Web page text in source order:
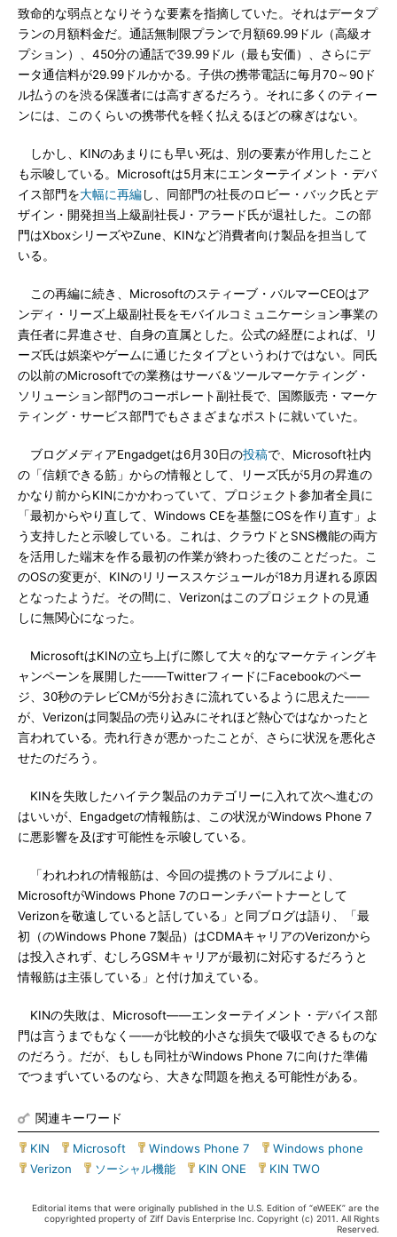
致命的な弱点となりそうな要素を指摘していた。それはデータプ
ランの月額料金だ。通話無制限プランで月額69.99ドル（高級オ
プション）、450分の通話で39.99ドル（最も安価）、さらにデ
ータ通信料が29.99ドルかかる。子供の携帯電話に毎月70～90ド
ル払うのを渋る保護者には高すぎるだろう。それに多くのティー
ンには、このくらいの携帯代を軽く払えるほどの稼ぎはない。
しかし、KINのあまりにも早い死は、別の要素が作用したこと
も示唆している。Microsoftは5月末にエンターテイメント・デバ
イス部門を大幅に再編し、同部門の社長のロビー・バック氏とデ
ザイン・開発担当上級副社長J・アラード氏が退社した。この部
門はXboxシリーズやZune、KINなど消費者向け製品を担当して
いる。
この再編に続き、Microsoftのスティーブ・バルマーCEOはア
ンディ・リーズ上級副社長をモバイルコミュニケーション事業の
責任者に昇進させ、自身の直属とした。公式の経歴によれば、リ
ーズ氏は娯楽やゲームに通じたタイプというわけではない。同氏
の以前のMicrosoftでの業務はサーバ＆ツールマーケティング・
ソリューション部門のコーポレート副社長で、国際販売・マーケ
ティング・サービス部門でもさまざまなポストに就いていた。
ブログメディアEngadgetは6月30日の投稿で、Microsoft社内
の「信頼できる筋」からの情報として、リーズ氏が5月の昇進の
かなり前からKINにかかわっていて、プロジェクト参加者全員に
「最初からやり直して、Windows CEを基盤にOSを作り直す」よ
う支持したと示唆している。これは、クラウドとSNS機能の両方
を活用した端末を作る最初の作業が終わった後のことだった。こ
のOSの変更が、KINのリリーススケジュールが18カ月遅れる原因
となったようだ。その間に、Verizonはこのプロジェクトの見通
しに無関心になった。
MicrosoftはKINの立ち上げに際して大々的なマーケティングキ
ャンペーンを展開した――TwitterフィードにFacebookのペー
ジ、30秒のテレビCMが5分おきに流れているように思えた――
が、Verizonは同製品の売り込みにそれほど熱心ではなかったと
言われている。売れ行きが悪かったことが、さらに状況を悪化さ
せたのだろう。
KINを失敗したハイテク製品のカテゴリーに入れて次へ進むの
はいいが、Engadgetの情報筋は、この状況がWindows Phone 7
に悪影響を及ぼす可能性を示唆している。
「われわれの情報筋は、今回の提携のトラブルにより、
MicrosoftがWindows Phone 7のローンチパートナーとして
Verizonを敬遠していると話している」と同ブログは語り、「最
初（のWindows Phone 7製品）はCDMAキャリアのVerizonから
は投入されず、むしろGSMキャリアが最初に対応するだろうと
情報筋は主張している」と付け加えている。
KINの失敗は、Microsoft――エンターテイメント・デバイス部
門は言うまでもなく――が比較的小さな損失で吸収できるものな
のだろう。だが、もしも同社がWindows Phone 7に向けた準備
でつまずいているのなら、大きな問題を抱える可能性がある。
関連キーワード
KIN Microsoft Windows Phone 7 Windows phone
Verizon
ソーシャル機能 KIN ONE KIN TWO
Editorial items that were originally published in the U.S. Edition of “eWEEK” are the
copyrighted property of Ziff Davis Enterprise Inc. Copyright (c) 2011. All Rights
Reserved.